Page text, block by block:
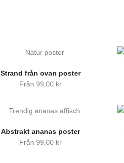
Strand från ovan poster
Från 99,00 kr
Abstrakt ananas poster
Från 99,00 kr